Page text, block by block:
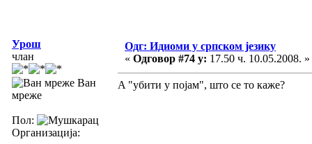
Урош
члан
Ван
мреже
Пол:
Организација:
Одг: Идиоми у српском језику
« Одговор #74 у: 17.50 ч. 10.05.2008. »
A "убити у појам", што се то каже?